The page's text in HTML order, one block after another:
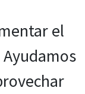
el